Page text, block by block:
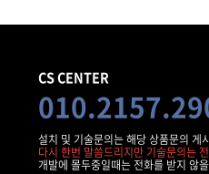
CS CENTER
설치 및 기술문의는 해당 상품문의 게
다시 한번 말씀드리지만 기술문의는
개발에 몰두중일때는 전화를 받지 않